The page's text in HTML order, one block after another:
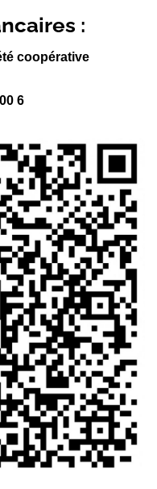
:
coopérative
6